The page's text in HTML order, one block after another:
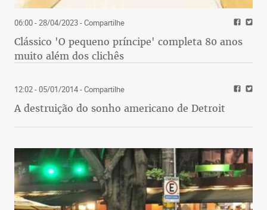
06:00 - 28/04/2023- Compartilhe
Clássico 'O pequeno príncipe' completa 80 anos
muito além dos clichês
12:02 - 05/01/2014- Compartilhe
A destruição do sonho americano de Detroit